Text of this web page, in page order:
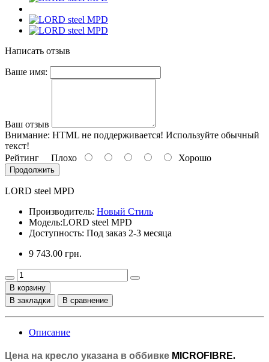
Написать отзыв
Ваше имя:
Ваш отзыв
Внимание: HTML не поддерживается! Используйте обычный
текст!
Рейтинг Плохо Хорошо
Продолжить
LORD steel MPD
Производитель: Новый Стиль
Модель:LORD steel MPD
Доступность: Под заказ 2-3 месяца
9 743.00 грн.
В корзину
В закладки
В сравнение
Описание
Цена на кресло указана в оббивке MICROFIBRE.